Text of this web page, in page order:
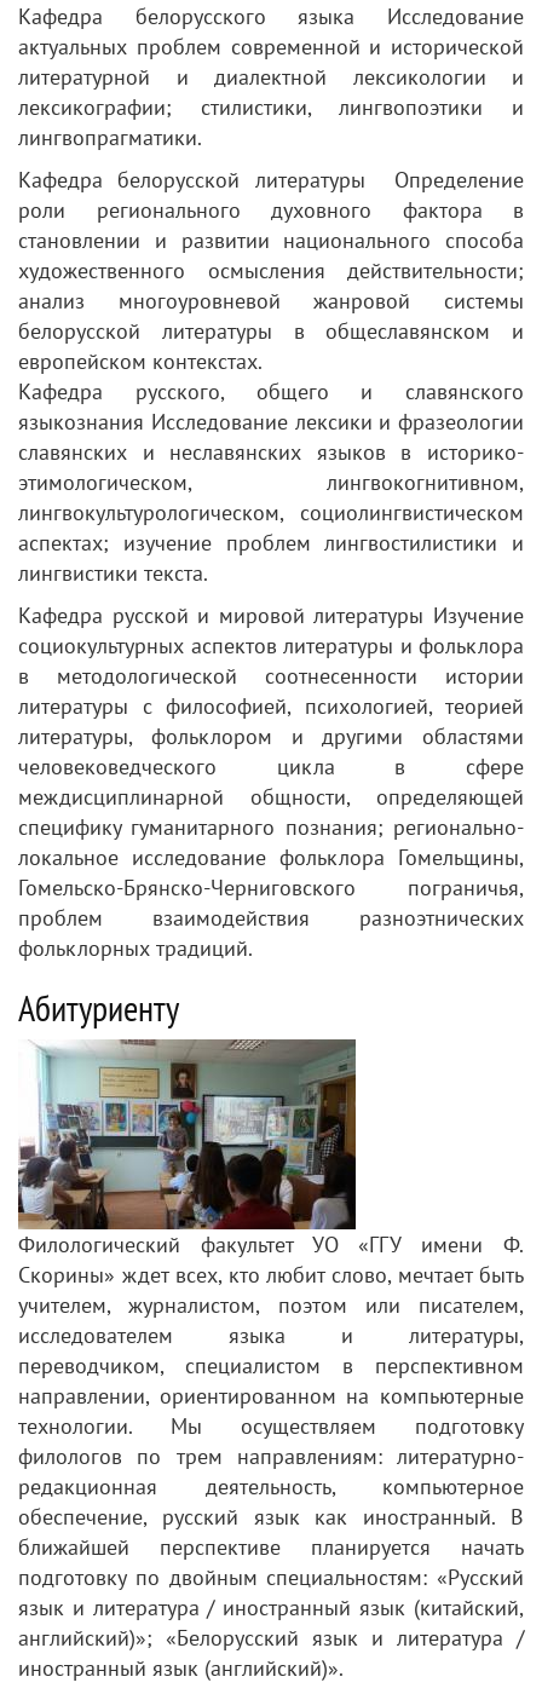
Кафедра белорусского языка Исследование
актуальных проблем современной и исторической
литературной и диалектной лексикологии и
лексикографии; стилистики, лингвопоэтики и
лингвопрагматики.
Кафедра белорусской литературы Определение
роли регионального духовного фактора в
становлении и развитии национального способа
художественного осмысления действительности;
анализ многоуровневой жанровой системы
белорусской литературы в общеславянском и
европейском контекстах.
Кафедра русского, общего и славянского
языкознания Исследование лексики и фразеологии
славянских и неславянских языков в историко-
этимологическом, лингвокогнитивном,
лингвокультурологическом, социолингвистическом
аспектах; изучение проблем лингвостилистики и
лингвистики текста.
Кафедра русской и мировой литературы Изучение
социокультурных аспектов литературы и фольклора
в методологической соотнесенности истории
литературы с философией, психологией, теорией
литературы, фольклором и другими областями
человековедческого цикла в сфере
междисциплинарной общности, определяющей
специфику гуманитарного познания; регионально-
локальное исследование фольклора Гомельщины,
Гомельско-Брянско-Черниговского пограничья,
проблем взаимодействия разноэтнических
фольклорных традиций.
Абитуриенту
Филологический факультет УО «ГГУ имени Ф.
Скорины» ждет всех, кто любит слово, мечтает быть
учителем, журналистом, поэтом или писателем,
исследователем языка и литературы,
переводчиком, специалистом в перспективном
направлении, ориентированном на компьютерные
технологии. Мы осуществляем подготовку
филологов по трем направлениям: литературно-
редакционная деятельность, компьютерное
обеспечение, русский язык как иностранный. В
ближайшей перспективе планируется начать
подготовку по двойным специальностям: «Русский
язык и литература / иностранный язык (китайский,
английский)»; «Белорусский язык и литература /
иностранный язык (английский)».